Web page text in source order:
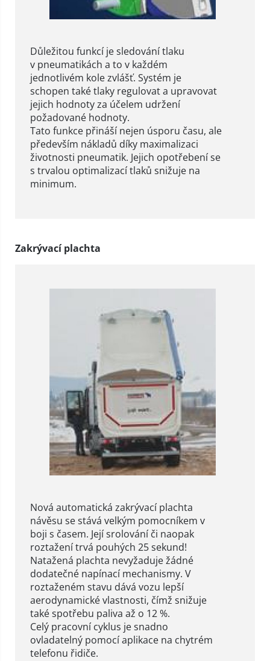
Důležitou funkcí je sledování tlaku
v pneumatikách a to v každém
jednotlivém kole zvlášť. Systém je
schopen také tlaky regulovat a upravovat
jejich hodnoty za účelem udržení
požadované hodnoty.
Tato funkce přináší nejen úsporu času, ale
především nákladů díky maximalizaci
životnosti pneumatik. Jejich opotřebení se
s trvalou optimalizací tlaků snižuje na
minimum.
Zakrývací plachta
Nová automatická zakrývací plachta
návěsu se stává velkým pomocníkem v
boji s časem. Její srolování či naopak
roztažení trvá pouhých 25 sekund!
Natažená plachta nevyžaduje žádné
dodatečné napínací mechanismy. V
roztaženém stavu dává vozu lepší
aerodynamické vlastnosti, čímž snižuje
také spotřebu paliva až o 12 %.
Celý pracovní cyklus je snadno
ovladatelný pomocí aplikace na chytrém
telefonu řidiče.